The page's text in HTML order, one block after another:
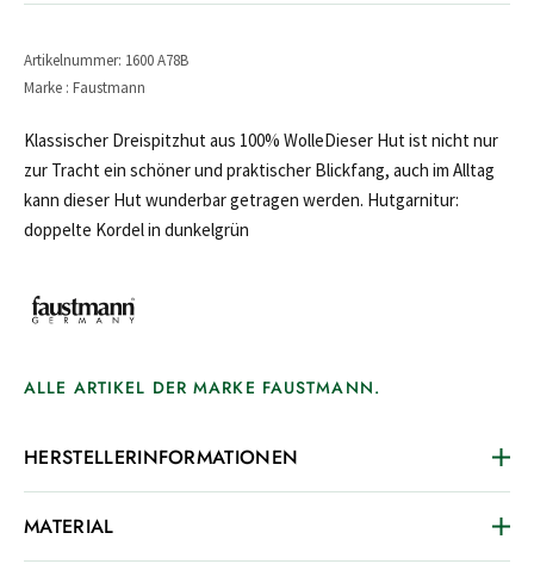
Artikelnummer: 1600 A78B
Marke : Faustmann
Klassischer Dreispitzhut aus 100% WolleDieser Hut ist nicht nur
zur Tracht ein schöner und praktischer Blickfang, auch im Alltag
kann dieser Hut wunderbar getragen werden. Hutgarnitur:
doppelte Kordel in dunkelgrün
ALLE ARTIKEL DER MARKE FAUSTMANN.
HERSTELLERINFORMATIONEN
MATERIAL